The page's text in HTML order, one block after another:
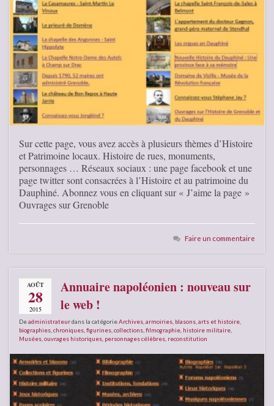
Sur cette page, vous avez accès à plusieurs thèmes d’Histoire
et Patrimoine locaux. Histoire de rues, monuments,
personnages … Réseaux sociaux : une page facebook et une
page twitter sont consacrées à l’Histoire et au patrimoine du
Dauphiné. Abonnez vous en cliquant sur « J’aime la page »
Ouvrages sur Grenoble
Faire un commentaire
AOÛT
28
2015
Annuaire napoléonien : nouveau sur
le web !
Deadministrateurdans la catégorieArchives armoiries, blasons arts et histoire
biographies chroniques figurines, collections filmographie histoire militaire
Musées ouvrages historiques personnages célèbres reconstitution